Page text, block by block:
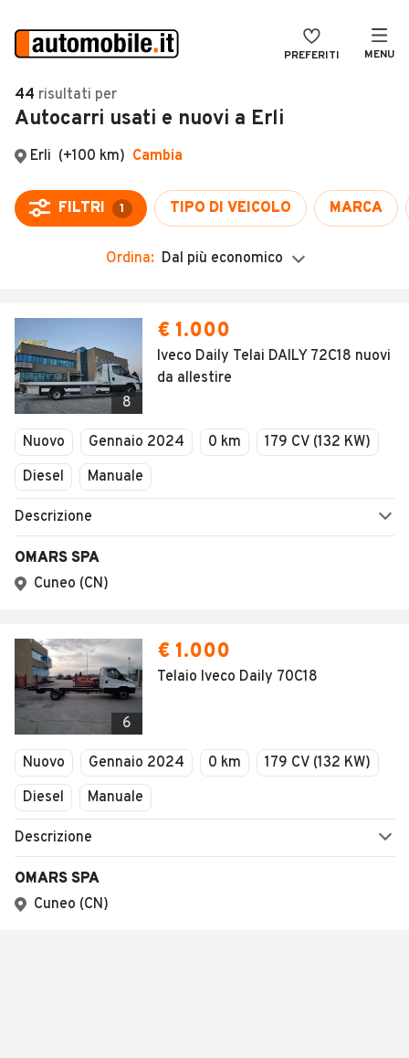
PREFERITI MENU
Auto
Auto usate
Auto Km 0
Auto Nuove
Noleggio a lungo termine
Moto
Camper
Veicoli Commerciali
Concessionari
VENDI
MAGAZINE
ACCEDI
44 risultati per
Autocarri usati e nuovi a Erli
Ordina: Dal più economico
8
€ 1.000
Iveco Daily Telai DAILY 72C18 nuovi
da allestire
Nuovo Gennaio 2024 0 km
179 CV (132 KW)
Diesel
Manuale
Descrizione
OMARS SPA
Cuneo (CN)
6
€ 1.000
Telaio Iveco Daily 70C18
Nuovo Gennaio 2024 0 km
179 CV (132 KW)
Diesel
Manuale
Descrizione
OMARS SPA
Cuneo (CN)